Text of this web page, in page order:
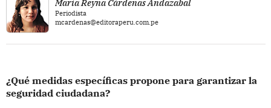
Periodista
mcardenas@editoraperu.com.pe
¿Qué medidas específicas propone para garantizar la
seguridad ciudadana?